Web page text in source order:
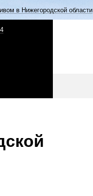
в Нижегородской области